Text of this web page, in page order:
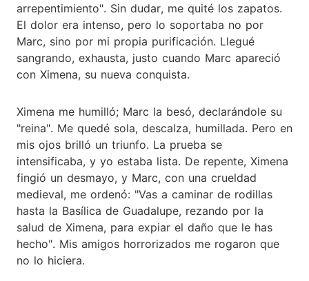
arrepentimiento". Sin dudar, me quité los zapatos.
El dolor era intenso, pero lo soportaba no por
Marc, sino por mi propia purificación. Llegué
sangrando, exhausta, justo cuando Marc apareció
con Ximena, su nueva conquista.
Ximena me humilló; Marc la besó, declarándole su
"reina". Me quedé sola, descalza, humillada. Pero en
mis ojos brilló un triunfo. La prueba se
intensificaba, y yo estaba lista. De repente, Ximena
fingió un desmayo, y Marc, con una crueldad
medieval, me ordenó: "Vas a caminar de rodillas
hasta la Basílica de Guadalupe, rezando por la
salud de Ximena, para expiar el daño que le has
hecho". Mis amigos horrorizados me rogaron que
no lo hiciera.